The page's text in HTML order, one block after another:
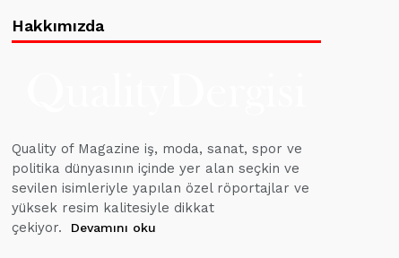
Hakkımızda
Quality of Magazine iş, moda, sanat, spor ve
politika dünyasının içinde yer alan seçkin ve
sevilen isimleriyle yapılan özel röportajlar ve
yüksek resim kalitesiyle dikkat
çekiyor.
Devamını oku